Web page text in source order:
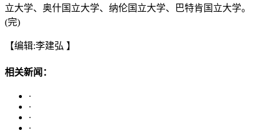
立大学、奥什国立大学、纳伦国立大学、巴特肯国立大学。
(完)
【编辑:李建弘 】
相关新闻：
·
·
·
·